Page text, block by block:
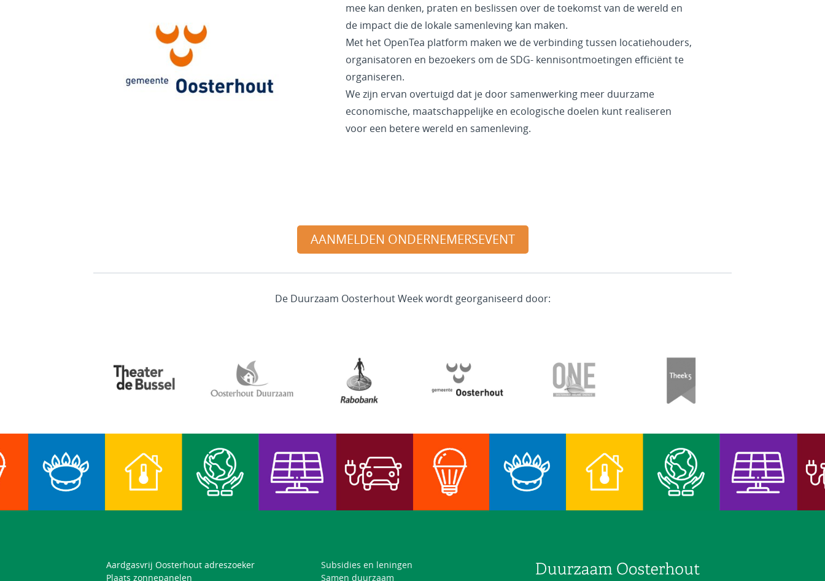
mee kan denken, praten en beslissen over de toekomst van de wereld en
de impact die de lokale samenleving kan maken.
Met het OpenTea platform maken we de verbinding tussen locatiehouders,
organisatoren en bezoekers om de SDG- kennisontmoetingen efficiënt te
organiseren.
We zijn ervan overtuigd dat je door samenwerking meer duurzame
economische, maatschappelijke en ecologische doelen kunt realiseren
voor een betere wereld en samenleving.
AANMELDEN ONDERNEMERSEVENT
De Duurzaam Oosterhout Week wordt georganiseerd door:
Aardgasvrij Oosterhout adreszoeker
Plaats zonnepanelen
Subsidies en leningen
Samen duurzaam